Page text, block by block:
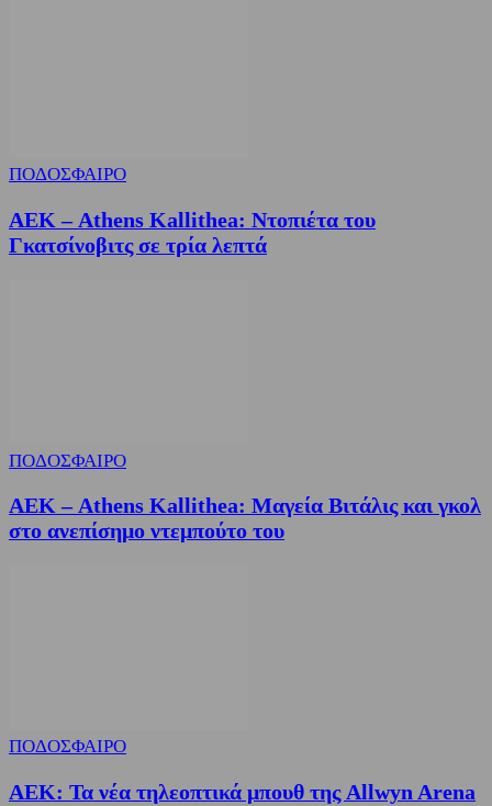
ΠΟΔΟΣΦΑΙΡΟ
ΑΕΚ – Athens Kallithea: Ντοπιέτα του
Γκατσίνοβιτς σε τρία λεπτά
ΠΟΔΟΣΦΑΙΡΟ
ΑΕΚ – Athens Kallithea: Μαγεία Βιτάλις και γκολ
στο ανεπίσημο ντεμπούτο του
ΠΟΔΟΣΦΑΙΡΟ
ΑΕΚ: Τα νέα τηλεοπτικά μπουθ της Allwyn Arena